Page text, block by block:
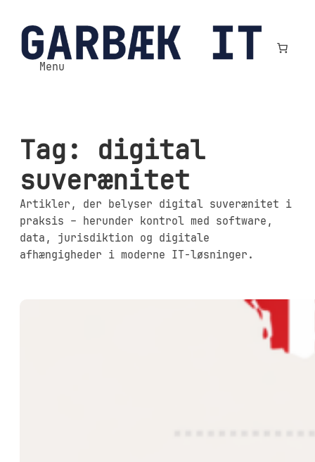
til
indhold
Menu
Tag: digital
suverænitet
Artikler, der belyser digital suverænitet i
praksis – herunder kontrol med software,
data, jurisdiktion og digitale
afhængigheder i moderne IT-løsninger.